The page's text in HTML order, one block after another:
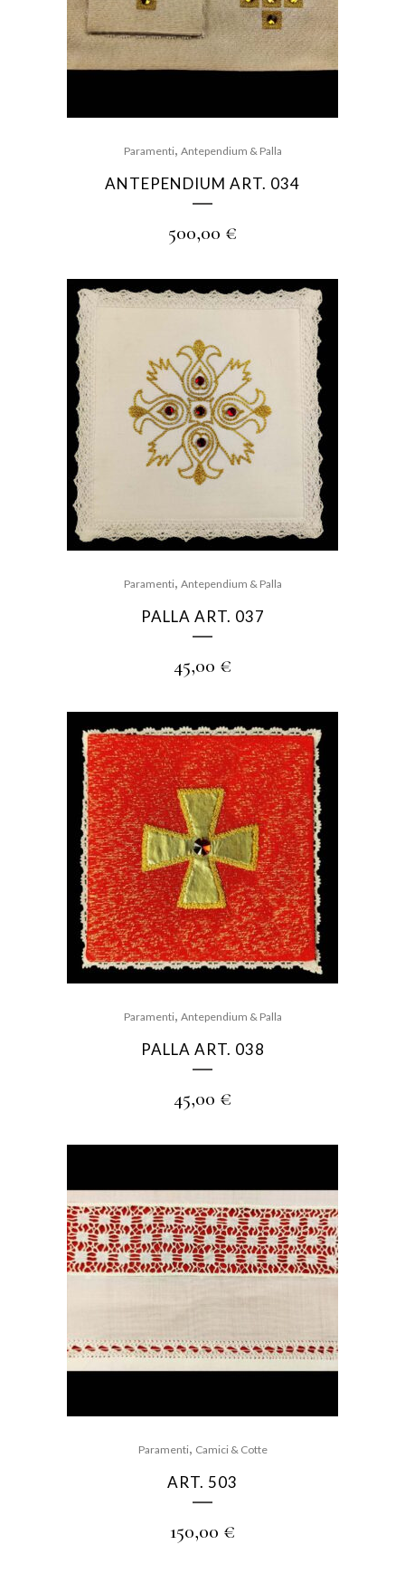
Paramenti, Antependium & Palla
ANTEPENDIUM ART. 034
500,00 €
Paramenti, Antependium & Palla
PALLA ART. 037
45,00 €
Paramenti, Antependium & Palla
PALLA ART. 038
45,00 €
Paramenti, Camici & Cotte
ART. 503
150,00 €